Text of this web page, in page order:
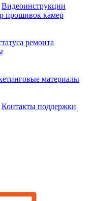
Видеоинструкции
прошивок камер
ремонта
материалы
Контакты поддержки